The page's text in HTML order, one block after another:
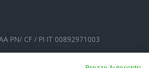
PN/ CF / PI IT 00892971003